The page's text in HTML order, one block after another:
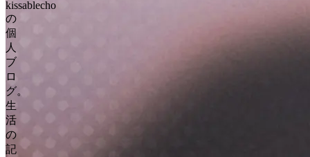
kissablecho
の
個
人
ブ
ロ
グ。
生
活
の
記